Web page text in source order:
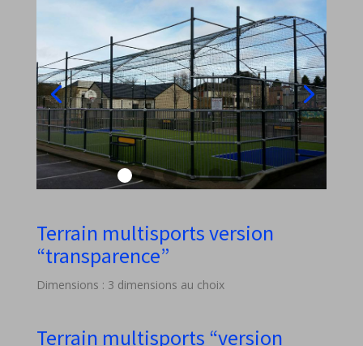
Terrain multisports version
“transparence”
Dimensions : 3 dimensions au choix
Terrain multisports “version